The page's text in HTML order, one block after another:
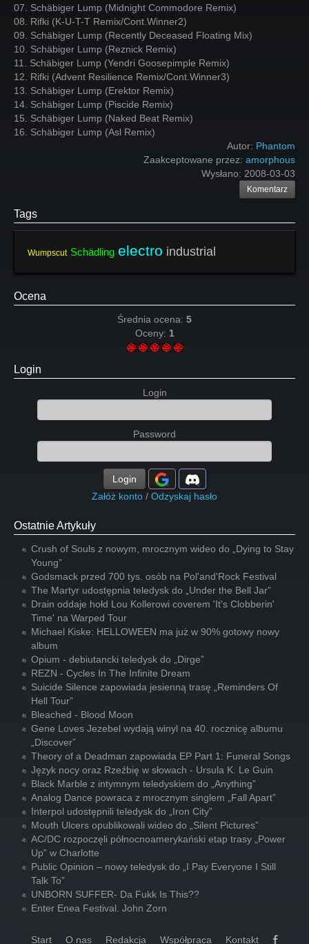
07. Schäbiger Lump (Midnight Commodore Remix)
08. Rifki (K-U-T-T Remix/Cont.Winner2)
09. Schäbiger Lump (Recently Deceased Floating Mix)
10. Schäbiger Lump (Reznick Remix)
11. Schäbiger Lump (Yendri Goosepimple Remix)
12. Rifki (Advent Resilience Remix/Cont.Winner3)
13. Schäbiger Lump (Erektor Remix)
14. Schäbiger Lump (Piscide Remix)
15. Schäbiger Lump (Naked Beat Remix)
16. Schäbiger Lump (Asl Remix)
Autor: Phantom
Zaakceptowane przez: amorphous
Wysłano: 2008-03-03
Komentarz
Tags
Wumpscut Schädling electro industrial
Ocena
Średnia ocena: 5
Oceny: 1
Login
Login
Password
Login
Załóż konto / Odzyskaj hasło
Ostatnie Artykuły
Crush of Souls z nowym, mrocznym wideo do „Dying to Stay
Young”
Godsmack przed 700 tys. osób na Pol'and'Rock Festival
The Martyr udostępnia teledysk do „Under the Bell Jar”
Drain oddaje hołd Lou Kollerowi coverem 'It's Clobberin'
Time' na Warped Tour
Michael Kiske: HELLOWEEN ma już w 90% gotowy nowy
album
Opium - debiutancki teledysk do „Dirge”
REZN - Cycles In The Infinite Dream
Suicide Silence zapowiada jesienną trasę „Reminders Of
Hell Tour”
Bleached - Blood Moon
Gene Loves Jezebel wydają winyl na 40. rocznicę albumu
„Discover”
Theory of a Deadman zapowiada EP Part 1: Funeral Songs
Język nocy oraz Rzeźbię w słowach - Ursula K. Le Guin
Black Marble z intymnym teledyskiem do „Anything”
Analog Dance powraca z mrocznym singlem „Fall Apart”
Interpol udostępnili teledysk do „Iron City”
Mouth Ulcers opublikowali wideo do „Silent Pictures”
AC/DC rozpoczęli północnoamerykański etap trasy „Power
Up” w Charlotte
Public Opinion – nowy teledysk do „I Pay Everyone I Still
Talk To”
UNBORN SUFFER- Da Fukk Is This??
Enter Enea Festival. John Zorn
Start O nas Redakcja Współpraca Kontakt